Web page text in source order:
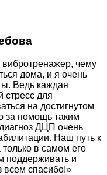
чему
дома, и я очень
Ведь каждая
стресс для
на достигнутом
за помощь таким
ДЦП очень
Наш путь к
в самом его
поддерживать и
всем спасибо!»